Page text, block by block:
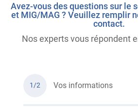
Avez-vous des questions sur le
et MIG/MAG ? Veuillez remplir
contact.
Nos experts vous répondent
1/2 Vos informations